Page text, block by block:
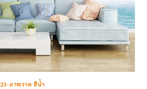
23-ภาพวาด สีน้ำ